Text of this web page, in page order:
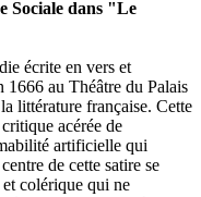
Sociale dans "Le
écrite en vers et
1666 au Théâtre du Palais
littérature française. Cette
acérée de
artificielle qui
de cette satire se
colérique qui ne